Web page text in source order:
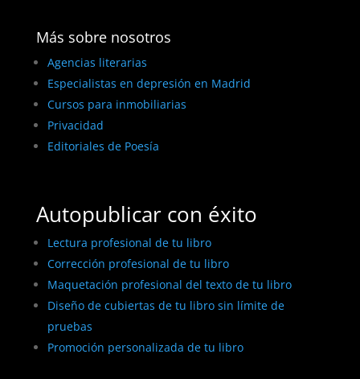
Más sobre nosotros
Agencias literarias
Especialistas en depresión en Madrid
Cursos para inmobiliarias
Privacidad
Editoriales de Poesía
Autopublicar con éxito
Lectura profesional de tu libro
Corrección profesional de tu libro
Maquetación profesional del texto de tu libro
Diseño de cubiertas de tu libro sin límite de
pruebas
Promoción personalizada de tu libro